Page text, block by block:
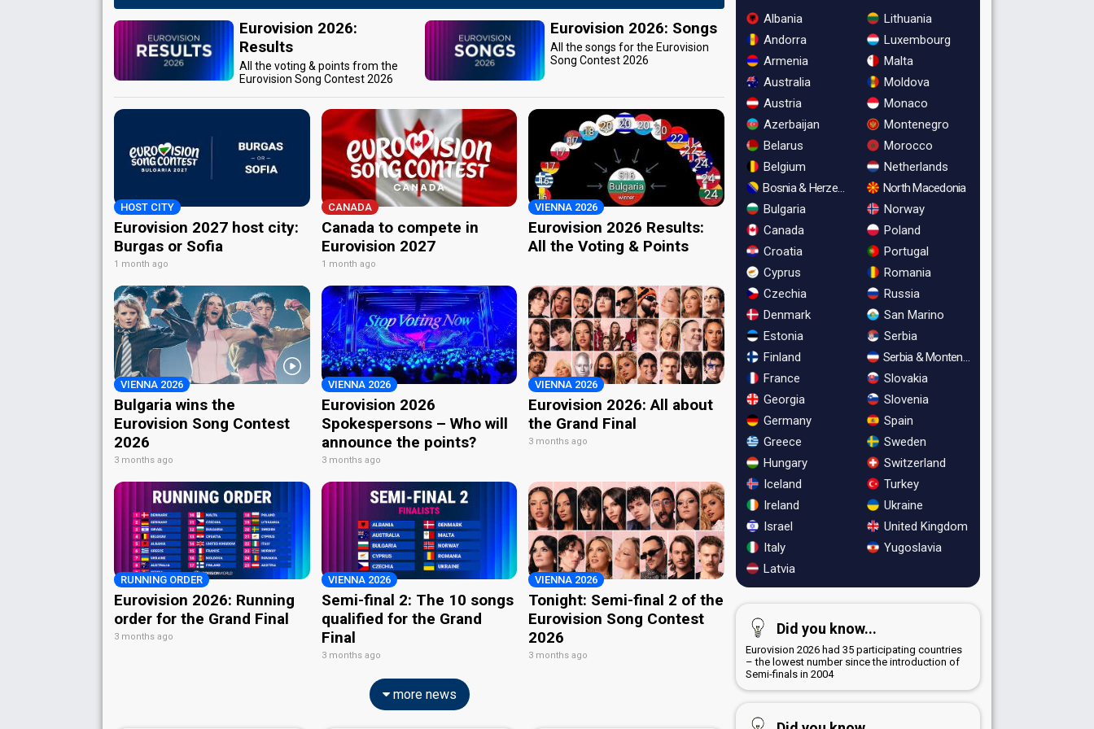
Eurovision 2026:
Results
All the voting & points from the
Eurovision Song Contest 2026
Eurovision 2026: Songs
All the songs for the Eurovision
Song Contest 2026
HOST CITY
Eurovision 2027 host city:
Burgas or Sofia
1 month ago
CANADA
Canada to compete in
Eurovision 2027
1 month ago
VIENNA 2026
Eurovision 2026 Results:
All the Voting & Points
VIENNA 2026
Bulgaria wins the
Eurovision Song Contest
2026
3 months ago
VIENNA 2026
Eurovision 2026
Spokespersons – Who will
announce the points?
3 months ago
VIENNA 2026
Eurovision 2026: All about
the Grand Final
3 months ago
RUNNING ORDER
Eurovision 2026: Running
order for the Grand Final
3 months ago
VIENNA 2026
Semi-final 2: The 10 songs
qualified for the Grand
Final
3 months ago
VIENNA 2026
Tonight: Semi-final 2 of the
Eurovision Song Contest
2026
3 months ago
more news
Albania
Andorra
Armenia
Australia
Austria
Azerbaijan
Belarus
Belgium
Bosnia & Herzegovina
Bulgaria
Canada
Croatia
Cyprus
Czechia
Denmark
Estonia
Finland
France
Georgia
Germany
Greece
Hungary
Iceland
Ireland
Israel
Italy
Latvia
Lithuania
Luxembourg
Malta
Moldova
Monaco
Montenegro
Morocco
Netherlands
North Macedonia
Norway
Poland
Portugal
Romania
Russia
San Marino
Serbia
Serbia & Montenegro
Slovakia
Slovenia
Spain
Sweden
Switzerland
Turkey
Ukraine
United Kingdom
Yugoslavia
Did you know...
Eurovision 2026 had 35 participating countries
– the lowest number since the introduction of
Semi-finals in 2004